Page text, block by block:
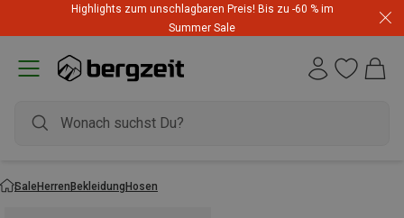
Highlights zum unschlagbaren Preis! Bis zu -60 % im
Summer Sale
SaleHerrenBekleidungHosen